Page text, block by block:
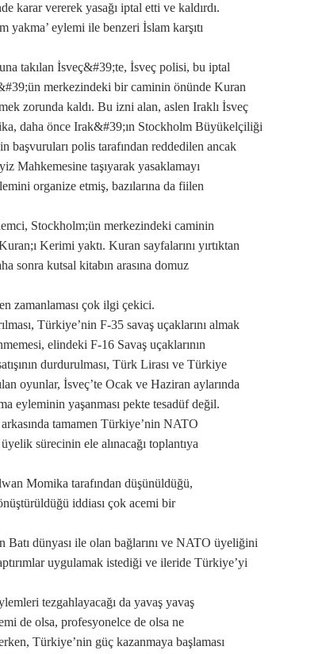
karar vererek yasağı iptal etti ve kaldırdı.
yakma’ eylemi ile benzeri İslam karşıtı
takılan İsveç&#39;te, İsveç polisi, bu iptal
merkezindeki bir caminin önünde Kuran
zorunda kaldı. Bu izni alan, aslen Iraklı İsveç
daha önce Irak&#39;ın Stockholm Büyükelçiliği
başvuruları polis tarafından reddedilen ancak
Mahkemesine taşıyarak yasaklamayı
organize etmiş, bazılarına da fiilen
Stockholm;ün merkezindeki caminin
Kerimi yaktı. Kuran sayfalarını yırtıktan
sonra kutsal kitabın arasına domuz
zamanlaması çok ilgi çekici.
Türkiye’nin F-35 savaş uçaklarını almak
elindeki F-16 Savaş uçaklarının
durdurulması, Türk Lirası ve Türkiye
oyunlar, İsveç’te Ocak ve Haziran aylarında
eyleminin yaşanması pekte tesadüf değil.
tamamen Türkiye’nin NATO
sürecinin ele alınacağı toplantıya
Momika tarafından düşünüldüğü,
iddiası çok acemi bir
Batı dünyası ile olan bağlarını ve NATO üyeliğini
uygulamak istediği ve ileride Türkiye’yi
tezgahlayacağı da yavaş yavaş
de olsa, profesyonelce de olsa ne
Türkiye’nin güç kazanmaya başlaması